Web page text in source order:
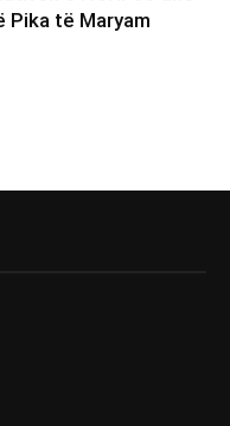
Pika të Maryam